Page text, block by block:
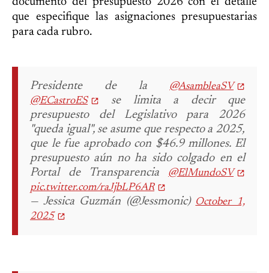
que especifique las asignaciones presupuestarias
para cada rubro.
Presidente de la
@AsambleaSV
@ECastroES
se limita a decir que
presupuesto del Legislativo para 2026
"queda igual", se asume que respecto a 2025,
que le fue aprobado con $46.9 millones. El
presupuesto aún no ha sido colgado en el
Portal de Transparencia
@ElMundoSV
pic.twitter.com/raJjbLP6AR
— Jessica Guzmán (@Jessmonic) October 1,
2025